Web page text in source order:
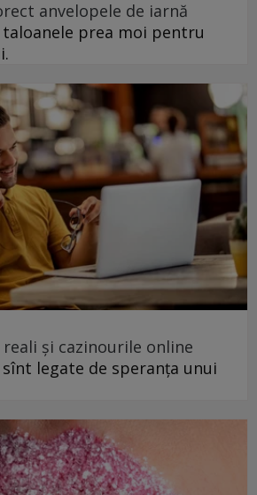
anvelopele de iarnă
taloanele prea moi pentru
reali și cazinourile online
legate de speranța unui